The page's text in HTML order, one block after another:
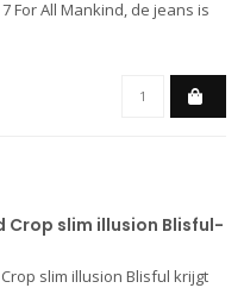
For All Mankind, de jeans is
Slim Illusion Eco
Crop slim illusion Blisful-
slim illusion Blisful krijgt